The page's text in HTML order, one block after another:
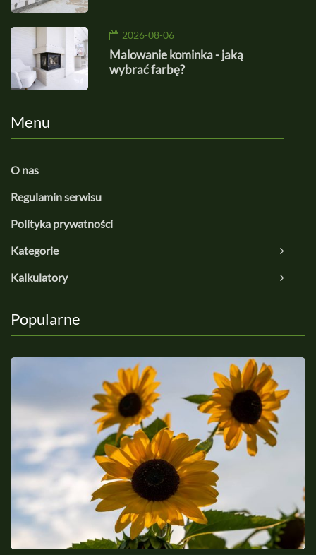
2026-08-06
Malowanie kominka - jaką
wybrać farbę?
Menu
O nas
Regulamin serwisu
Polityka prywatności
Kategorie
Kalkulatory
Popularne